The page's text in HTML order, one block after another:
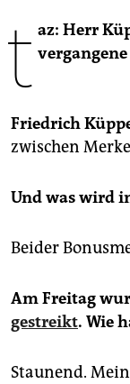
genossenschaft
epaper login
t az: Herr
vergangene
Friedrich
zwischen
Und was wird
Beider
Am Freitag
gestreikt. Wie
Staunend.